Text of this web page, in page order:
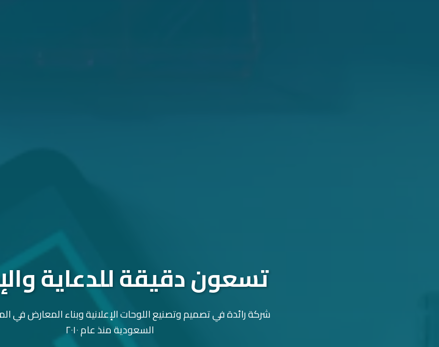
تسعون دقيقة للدعاية
شركة رائدة في تصميم وتصنيع اللوحات الإعلانية وبناء المعارض في
السعودية منذ عام ٢٠١٠